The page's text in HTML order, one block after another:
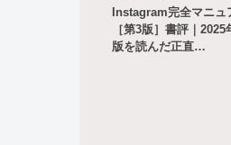
Instagram完全マニュ
［第3版］書評｜2025
版を読んだ正直…